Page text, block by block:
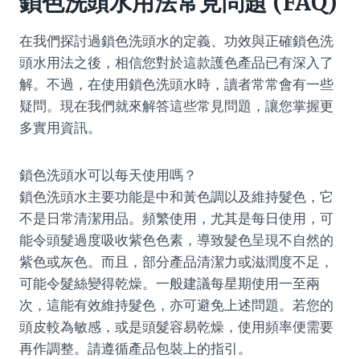
在我們探討過鎖色洗頭水的定義、功效與正確鎖色洗
頭水用法之後，相信您對於這款護色產品已有深入了
解。不過，在使用鎖色洗頭水時，讀者常常會有一些
疑問。現在我們就來解答這些常見問題，讓您掌握更
多實用資訊。
鎖色洗頭水可以每天使用嗎？
鎖色洗頭水主要功能是中和黃色調以及維持髮色，它
不是日常清潔用品。頻繁使用，尤其是每日使用，可
能令頭髮過度吸收紫色色素，導致髮色呈現不自然的
紫色或灰色。而且，部分產品清潔力或滋潤度不足，
可能令髮絲變得乾燥。一般建議每星期使用一至兩
次，這能有效維持髮色，亦可避免上述問題。若您的
頭皮較為敏感，或是頭髮容易乾燥，使用頻率便需要
再作調整。請遵循產品包裝上的指引。